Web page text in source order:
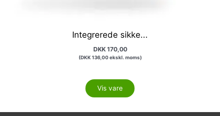
Integrerede sikke...
DKK170,00
(DKK136,00ekskl. moms)
Vis vare